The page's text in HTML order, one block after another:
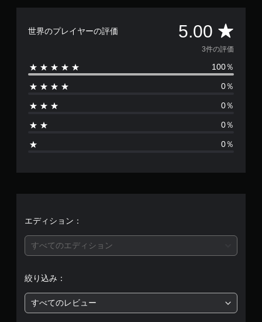
世界のプレイヤーの評価 5.00 評
価
数
は
、
段
階
3件の評価
100％
0％
0％
0％
0％
エディション：
すべてのエディション
絞り込み：
すべてのレビュー